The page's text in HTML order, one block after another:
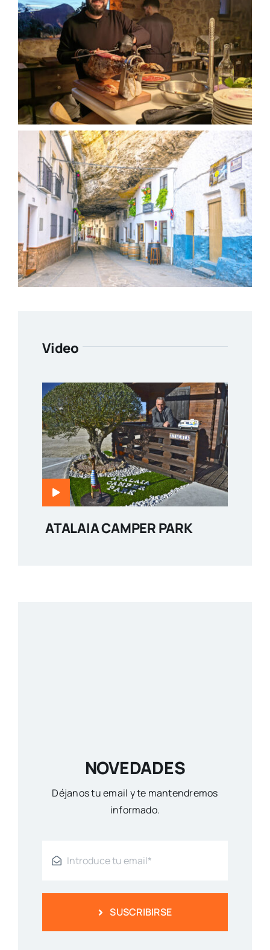
Video
ATALAIA CAMPER PARK
NOVEDADES
Déjanos tu email y te mantendremos
informado.
SUSCRIBIRSE